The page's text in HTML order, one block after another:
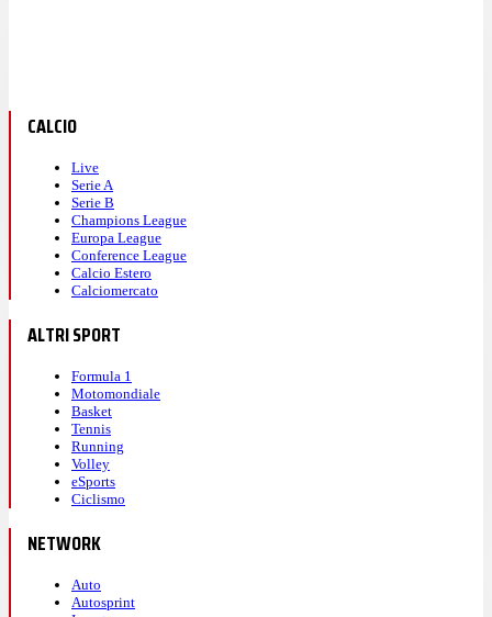
CALCIO
Live
Serie A
Serie B
Champions League
Europa League
Conference League
Calcio Estero
Calciomercato
ALTRI SPORT
Formula 1
Motomondiale
Basket
Tennis
Running
Volley
eSports
Ciclismo
NETWORK
Auto
Autosprint